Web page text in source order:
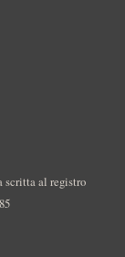
scritta al registro